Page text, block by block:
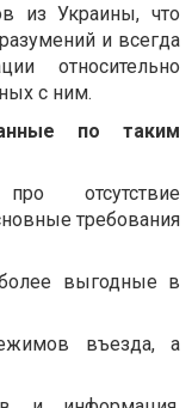
из Украины, что
и всегда
относительно
с ним.
по таким
отсутствие
требования
выгодные в
въезда, а